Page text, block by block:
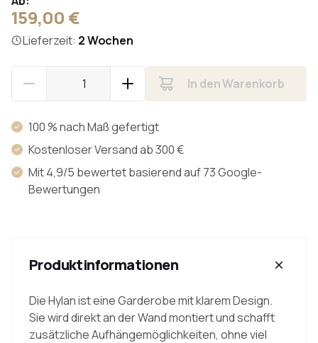
159,00 €
Lieferzeit: 2 Wochen
In den Warenkorb
100 % nach Maß gefertigt
Kostenloser Versand ab 300 €
Mit 4,9/5 bewertet basierend auf 73 Google-
Bewertungen
Produktinformationen
Die Hylan ist eine Garderobe mit klarem Design.
Sie wird direkt an der Wand montiert und schafft
zusätzliche Aufhängemöglichkeiten, ohne viel